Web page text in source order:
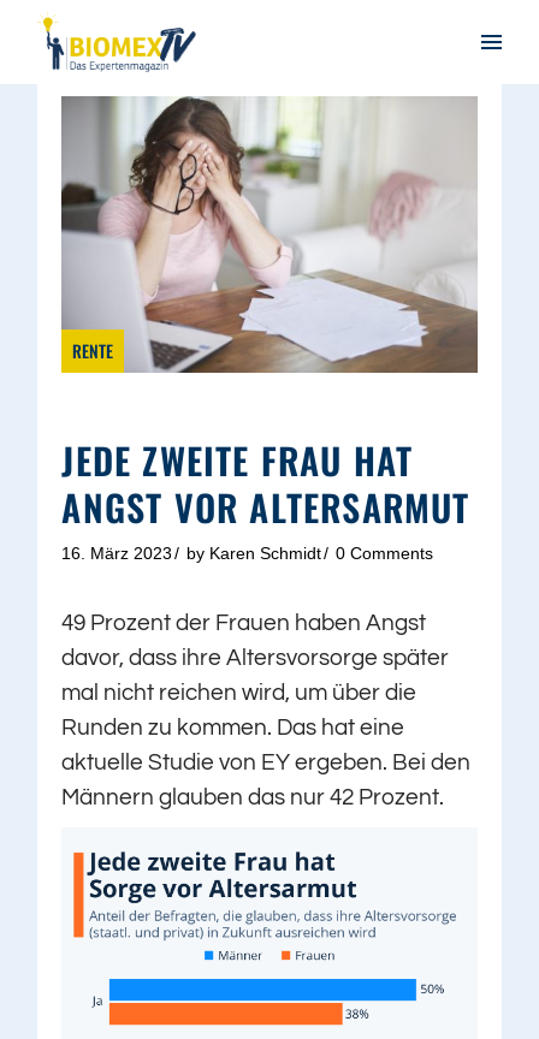
RENTE
JEDE ZWEITE FRAU HAT
ANGST VOR ALTERSARMUT
16. März 2023 by Karen Schmidt 0 Comments
49 Prozent der Frauen haben Angst
davor, dass ihre Altersvorsorge später
mal nicht reichen wird, um über die
Runden zu kommen. Das hat eine
aktuelle Studie von EY ergeben. Bei den
Männern glauben das nur 42 Prozent.